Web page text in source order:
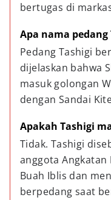
bertugas di
Apa nama pedang
Pedang Tashigi
dijelaskan bahwa
masuk golongan
dengan Sandai
Apakah Tashigi
Tidak. Tashigi
anggota Angkatan
Buah Iblis dan
berpedang saat